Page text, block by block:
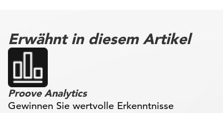
Erwähnt in diesem Artikel
Proove Analytics
Gewinnen Sie wertvolle Erkenntnisse